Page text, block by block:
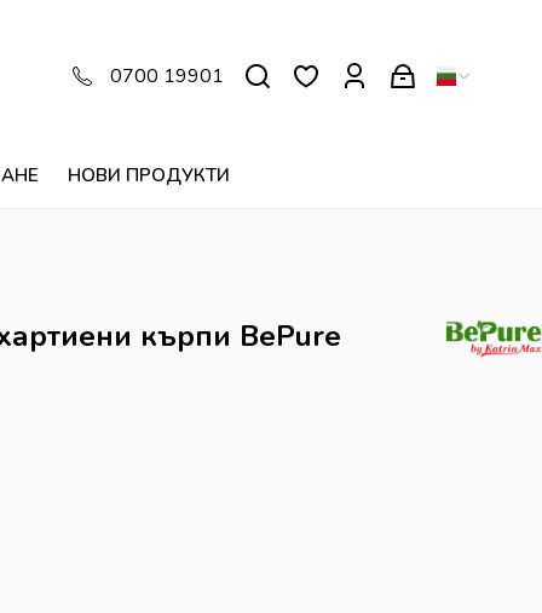
НОВИ ПРОДУКТИ
0700 19901
кърпи BePure